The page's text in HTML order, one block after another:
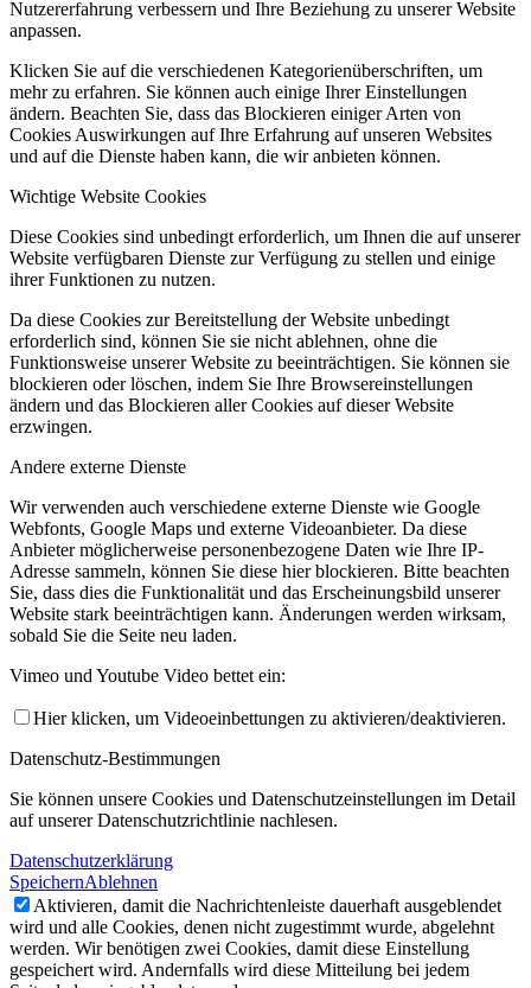
Nutzererfahrung verbessern und Ihre Beziehung zu unserer Website
anpassen.
Klicken Sie auf die verschiedenen Kategorienüberschriften, um
mehr zu erfahren. Sie können auch einige Ihrer Einstellungen
ändern. Beachten Sie, dass das Blockieren einiger Arten von
Cookies Auswirkungen auf Ihre Erfahrung auf unseren Websites
und auf die Dienste haben kann, die wir anbieten können.
Wichtige Website Cookies
Diese Cookies sind unbedingt erforderlich, um Ihnen die auf unserer
Website verfügbaren Dienste zur Verfügung zu stellen und einige
ihrer Funktionen zu nutzen.
Da diese Cookies zur Bereitstellung der Website unbedingt
erforderlich sind, können Sie sie nicht ablehnen, ohne die
Funktionsweise unserer Website zu beeinträchtigen. Sie können sie
blockieren oder löschen, indem Sie Ihre Browsereinstellungen
ändern und das Blockieren aller Cookies auf dieser Website
erzwingen.
Andere externe Dienste
Wir verwenden auch verschiedene externe Dienste wie Google
Webfonts, Google Maps und externe Videoanbieter. Da diese
Anbieter möglicherweise personenbezogene Daten wie Ihre IP-
Adresse sammeln, können Sie diese hier blockieren. Bitte beachten
Sie, dass dies die Funktionalität und das Erscheinungsbild unserer
Website stark beeinträchtigen kann. Änderungen werden wirksam,
sobald Sie die Seite neu laden.
Vimeo und Youtube Video bettet ein:
Hier klicken, um Videoeinbettungen zu aktivieren/deaktivieren.
Datenschutz-Bestimmungen
Sie können unsere Cookies und Datenschutzeinstellungen im Detail
auf unserer Datenschutzrichtlinie nachlesen.
Datenschutzerklärung
SpeichernAblehnen
Aktivieren, damit die Nachrichtenleiste dauerhaft ausgeblendet
wird und alle Cookies, denen nicht zugestimmt wurde, abgelehnt
werden. Wir benötigen zwei Cookies, damit diese Einstellung
gespeichert wird. Andernfalls wird diese Mitteilung bei jedem